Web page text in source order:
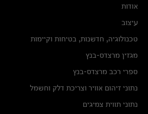
אודות
עיצוב
טכנולוגיה, חדשנות, בטיחות וקיימות
מגזין מרצדס-בנץ
ספרי רכב מרצדס-בנץ
נתוני זיהום אוויר וצריכת דלק וחשמל
נתוני תווית צמיגים